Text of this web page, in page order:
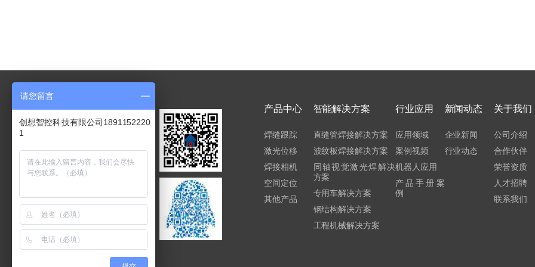
手机：18911522201
咨询热线：400-718-7098
座机： 010-8282-5270
产品中心
焊缝跟踪
激光位移
焊接相机
空间定位
其他产品
智能解决方案
直缝管焊接解决方案
波纹板焊接解决方案
同轴视觉激光焊解决
方案
专用车解决方案
钢结构解决方案
工程机械解决方案
行业应用
应用领域
案例视频
机器人应用
产品手册案
例
新闻动态
企业新闻
行业动态
关于我们
公司介绍
合作伙伴
荣誉资质
人才招聘
联系我们
请您留言
创想智控科技有限公司1891152220
1